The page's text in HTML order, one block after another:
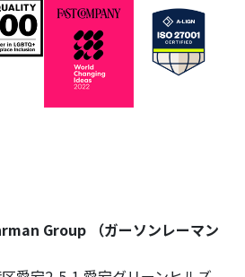
Group （ガーソンレーマン